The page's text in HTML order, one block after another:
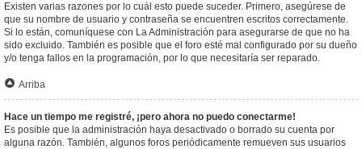
Existen varias razones por lo cuál esto puede suceder. Primero, asegúrese de
que su nombre de usuario y contraseña se encuentren escritos correctamente.
Si lo están, comuníquese con La Administración para asegurarse de que no ha
sido excluido. También es posible que el foro esté mal configurado por su dueño
y/o tenga fallos en la programación, por lo que necesitaría ser reparado.
Arriba
Hace un tiempo me registré, ¡pero ahora no puedo conectarme!
Es posible que la administración haya desactivado o borrado su cuenta por
alguna razón. También, algunos foros periódicamente remueven sus usuarios